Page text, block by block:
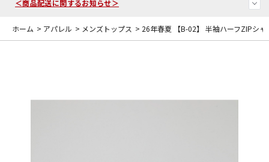
＜夏季休暇中のご注文・発送・お問い合わせ＞
ホーム > アパレル > メンズトップス > 26年春夏 【B-02】 半袖ハーフZIPシャ